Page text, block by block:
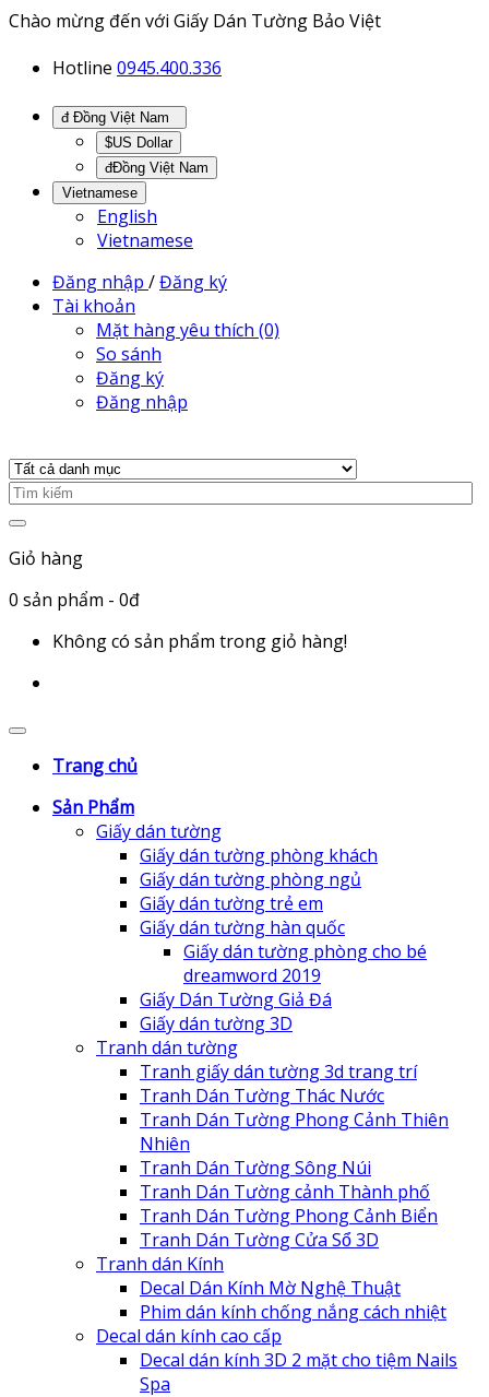
Chào mừng đến với Giấy Dán Tường Bảo Việt
Hotline 0945.400.336
$US Dollar
đĐồng Việt Nam
Vietnamese
English
Vietnamese
Đăng nhập /Đăng ký
Tài khoản
Mặt hàng yêu thích (0)
So sánh
Đăng ký
Đăng nhập
Giỏ hàng
0 sản phẩm - 0đ
Không có sản phẩm trong giỏ hàng!
Trang chủ
Sản Phẩm
Giấy dán tường
Giấy dán tường phòng khách
Giấy dán tường phòng ngủ
Giấy dán tường trẻ em
Giấy dán tường hàn quốc
Giấy dán tường phòng cho bé
dreamword 2019
Giấy Dán Tường Giả Đá
Giấy dán tường 3D
Tranh dán tường
Tranh giấy dán tường 3d trang trí
Tranh Dán Tường Thác Nước
Tranh Dán Tường Phong Cảnh Thiên
Nhiên
Tranh Dán Tường Sông Núi
Tranh Dán Tường cảnh Thành phố
Tranh Dán Tường Phong Cảnh Biển
Tranh Dán Tường Cửa Sổ 3D
Tranh dán Kính
Decal Dán Kính Mờ Nghệ Thuật
Phim dán kính chống nắng cách nhiệt
Decal dán kính cao cấp
Decal dán kính 3D 2 mặt cho tiệm Nails
Spa